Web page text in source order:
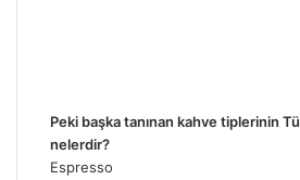
Peki başka tanınan kahve tiplerinin
nelerdir?
Espresso